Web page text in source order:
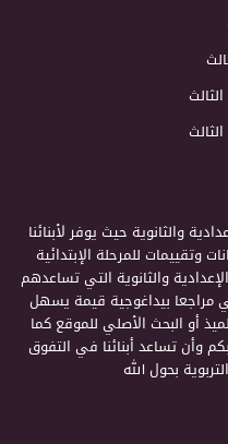
والثانوية حيث يوفر لأبنائنا
وتقييمات للمرحلة الإبتدائية
والثانوية التي تساعدهم
مراجعا بيداغوجية قيمة يسهل
أو البحث الأصلي للموقع كما
وأن تساعد أبنائنا في التفوق
بحول الله